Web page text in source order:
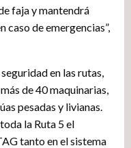
faja y mantendrá
caso de emergencias”,
en las rutas,
de 40 maquinarias,
pesadas y livianas.
la Ruta 5 el
tanto en el sistema